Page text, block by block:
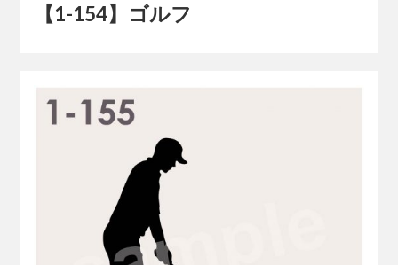
【1-154】ゴルフ